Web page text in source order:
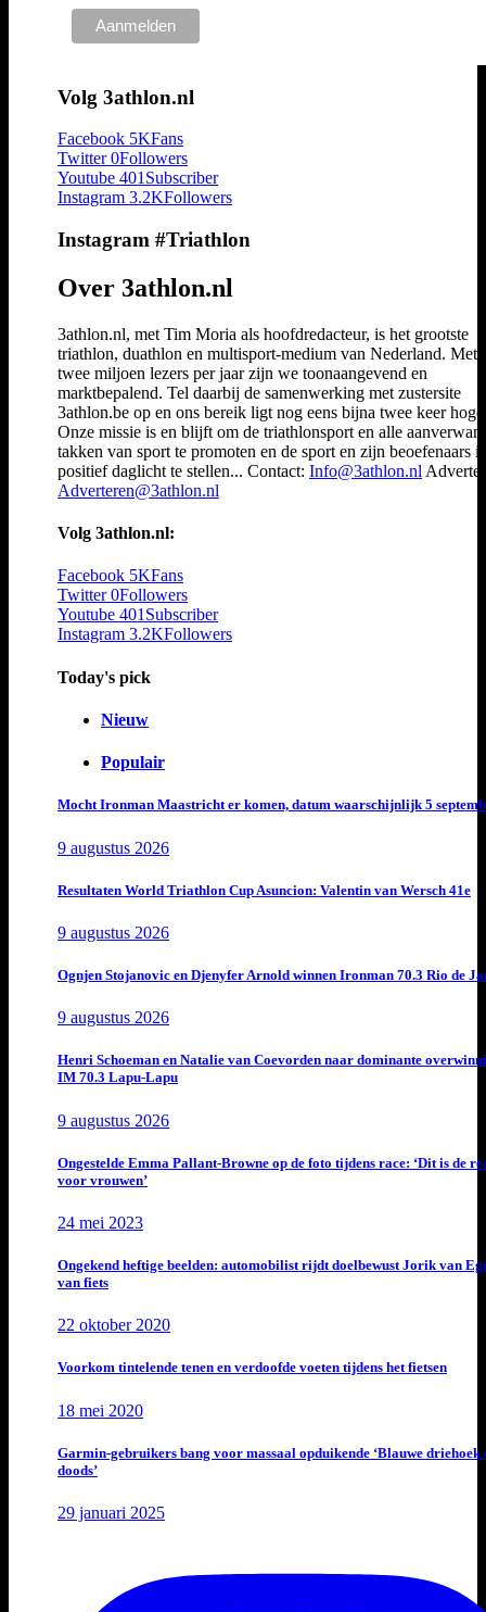
Volg 3athlon.nl
Facebook 5KFans
Twitter 0Followers
Youtube 401 Subscriber
Instagram 3.2KFollowers
Instagram #Triathlon
Over 3athlon.nl
3athlon.nl, met Tim Moria als hoofdredacteur, is het grootste
triathlon, duathlon en multisport-medium van Nederland. Met
twee miljoen lezers per jaar zijn we toonaangevend en
marktbepalend. Tel daarbij de samenwerking met zustersite
3athlon.be op en ons bereik ligt nog eens bijna twee keer
Onze missie is en blijft om de triathlonsport en alle
takken van sport te promoten en de sport en zijn beoefenaars
positief daglicht te stellen... Contact: Info@3athlon.nl
Adverteren@3athlon.nl
Volg 3athlon.nl:
Facebook 5KFans
Twitter 0Followers
Youtube 401Subscriber
Instagram 3.2KFollowers
Today's pick
Nieuw
Populair
Mocht Ironman Maastricht er komen, datum waarschijnlijk 5
9 augustus 2026
Resultaten World Triathlon Cup Asuncion: Valentin van Wersch 41e
9 augustus 2026
Ognjen Stojanovic en Djenyfer Arnold winnen Ironman 70.3 Rio de
9 augustus 2026
Henri Schoeman en Natalie van Coevorden naar dominante
IM 70.3 Lapu-Lapu
9 augustus 2026
Ongestelde Emma Pallant-Browne op de foto tijdens race: ‘Dit is de
voor vrouwen’
24 mei 2023
Ongekend heftige beelden: automobilist rijdt doelbewust Jorik van
van fiets
22 oktober 2020
Voorkom tintelende tenen en verdoofde voeten tijdens het fietsen
18 mei 2020
Garmin-gebruikers bang voor massaal opduikende ‘Blauwe driehoek
doods’
29 januari 2025